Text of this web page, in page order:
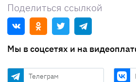
Поделиться ссылкой
Мы в соцсетях и на
Телеграм